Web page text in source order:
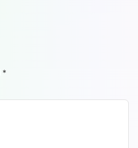
*